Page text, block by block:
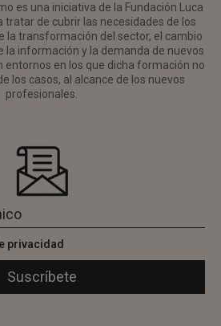
es una iniciativa de la Fundación Luca
tratar de cubrir las necesidades de los
la transformación del sector, el cambio
la información y la demanda de nuevos
entornos en los que dicha formación no
los casos, al alcance de los nuevos
profesionales.
privacidad